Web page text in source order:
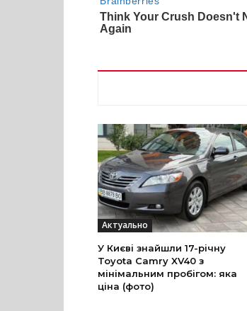
Актуально
У Києві знайшли 17-річну
Toyota Camry XV40 з
мінімальним пробігом: яка
ціна (фото)